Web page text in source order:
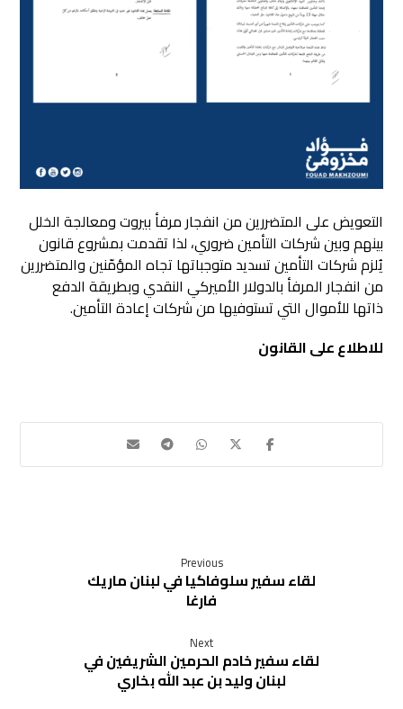
التعويض على المتضررين من انفجار مرفأ بيروت ومعالجة الخلل
بينهم وبين شركات التأمين ضروري، لذا تقدمت بمشروع قانون
يُلزم شركات التأمين تسديد متوجباتها تجاه المؤمّنين والمتضررين
من انفجار المرفأ بالدولار الأميركي النقديوبطريقة الدفع
ذاتها للأموال التي تستوفيها من شركات إعادة التأمين.
للاطلاع على القانون
Previous
لقاء سفير سلوفاكيا في لبنان ماريك
فارغا
Next
لقاء سفير خادم الحرمين الشريفين في
لبنان وليد بن عبد الله بخاري